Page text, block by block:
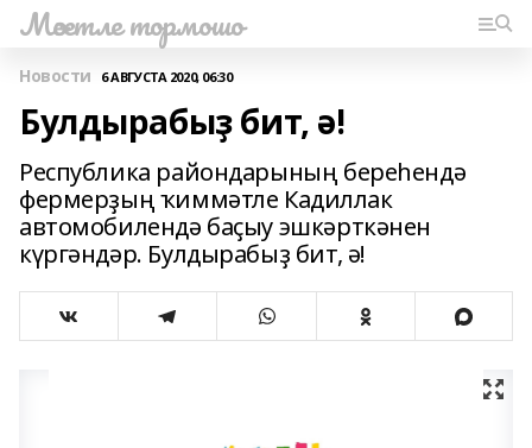
Мәсетле тормошо
Новости 6 АВГУСТА 2020, 06:30
Булдырабыҙ бит, ә!
Республика райондарының береһендә
фермерҙың ҡиммәтле Кадиллак
автомобилендә баҫыу эшкәрткәнен
күргәндәр. Булдырабыҙ бит, ә!